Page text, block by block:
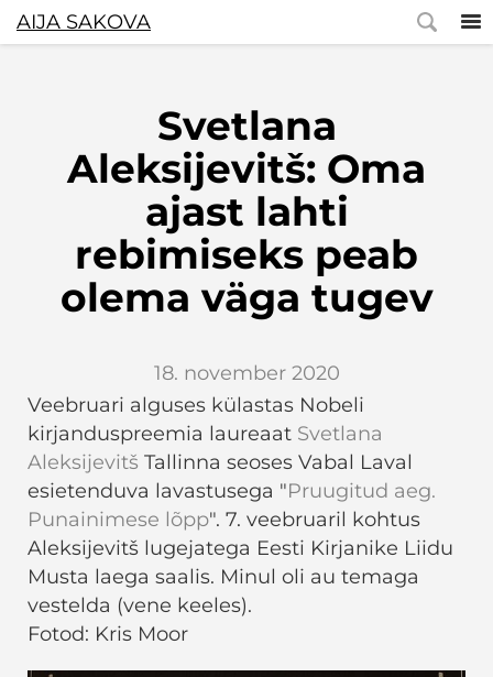
AIJA SAKOVA
Svetlana
Aleksijevitš: Oma
ajast lahti
rebimiseks peab
olema väga tugev
18. november 2020
Veebruari alguses külastas Nobeli
kirjanduspreemia laureaat Svetlana
Aleksijevitš Tallinna seoses Vabal Laval
esietenduva lavastusega "Pruugitud aeg.
Punainimese lõpp". 7. veebruaril kohtus
Aleksijevitš lugejatega Eesti Kirjanike Liidu
Musta laega saalis. Minul oli au temaga
vestelda (vene keeles).
Fotod: Kris Moor